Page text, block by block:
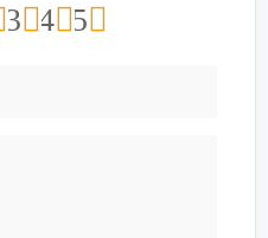
5
4
3